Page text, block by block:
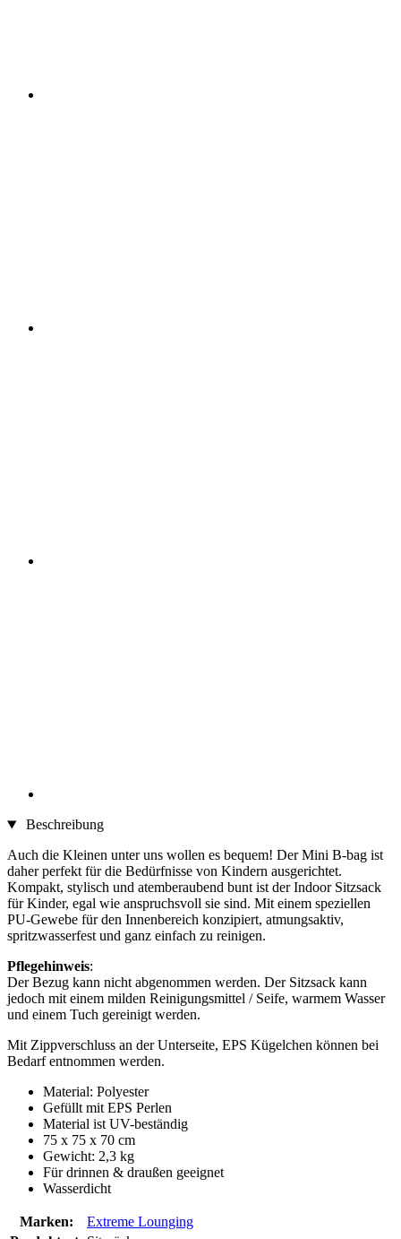
Beschreibung
Auch die Kleinen unter uns wollen es bequem! Der Mini B-bag ist
daher perfekt für die Bedürfnisse von Kindern ausgerichtet.
Kompakt, stylisch und atemberaubend bunt ist der Indoor Sitzsack
für Kinder, egal wie anspruchsvoll sie sind. Mit einem speziellen
PU-Gewebe für den Innenbereich konzipiert, atmungsaktiv,
spritzwasserfest und ganz einfach zu reinigen.
Pflegehinweis:
Der Bezug kann nicht abgenommen werden. Der Sitzsack kann
jedoch mit einem milden Reinigungsmittel / Seife, warmem Wasser
und einem Tuch gereinigt werden.
Mit Zippverschluss an der Unterseite, EPS Kügelchen können bei
Bedarf entnommen werden.
Material: Polyester
Gefüllt mit EPS Perlen
Material ist UV-beständig
75 x 75 x 70 cm
Gewicht: 2,3 kg
Für drinnen & draußen geeignet
Wasserdicht
Marken:
Extreme Lounging